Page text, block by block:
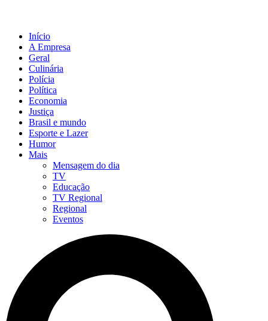
Início
A Empresa
Geral
Culinária
Polícia
Política
Economia
Justiça
Brasil e mundo
Esporte e Lazer
Humor
Mais
Mensagem do dia
TV
Educação
TV Regional
Regional
Eventos